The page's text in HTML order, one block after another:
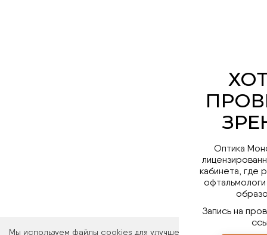
Мы используем файлы cookies для улучшения работы сайта.
Оптика
кабинета, где
Запись на